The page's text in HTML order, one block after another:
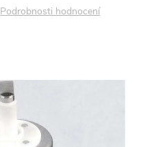
Podrobnosti hodnocení